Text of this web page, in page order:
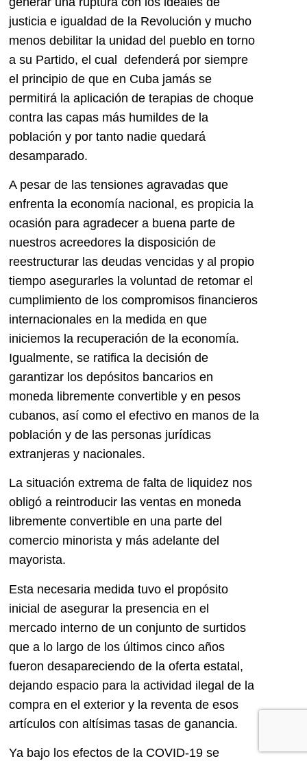
justicia e igualdad de la Revolución y mucho
menos debilitar la unidad del pueblo en torno
a su Partido, el cual defenderá por siempre
el principio de que en Cuba jamás se
permitirá la aplicación de terapias de choque
contra las capas más humildes de la
población y por tanto nadie quedará
desamparado.
A pesar de las tensiones agravadas que
enfrenta la economía nacional, es propicia la
ocasión para agradecer a buena parte de
nuestros acreedores la disposición de
reestructurar las deudas vencidas y al propio
tiempo asegurarles la voluntad de retomar el
cumplimiento de los compromisos financieros
internacionales en la medida en que
iniciemos la recuperación de la economía.
Igualmente, se ratifica la decisión de
garantizar los depósitos bancarios en
moneda libremente convertible y en pesos
cubanos, así como el efectivo en manos de la
población y de las personas jurídicas
extranjeras y nacionales.
La situación extrema de falta de liquidez nos
obligó a reintroducir las ventas en moneda
libremente convertible en una parte del
comercio minorista y más adelante del
mayorista.
Esta necesaria medida tuvo el propósito
inicial de asegurar la presencia en el
mercado interno de un conjunto de surtidos
que a lo largo de los últimos cinco años
fueron desapareciendo de la oferta estatal,
dejando espacio para la actividad ilegal de la
compra en el exterior y la reventa de esos
artículos con altísimas tasas de ganancia.
Ya bajo los efectos de la COVID-19 se